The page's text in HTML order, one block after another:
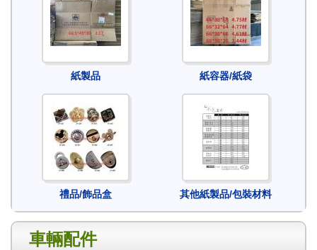
紙製品 紙容器/紙袋
禮品/飾品盒 其他紙製品/包裝材料
車輛配件